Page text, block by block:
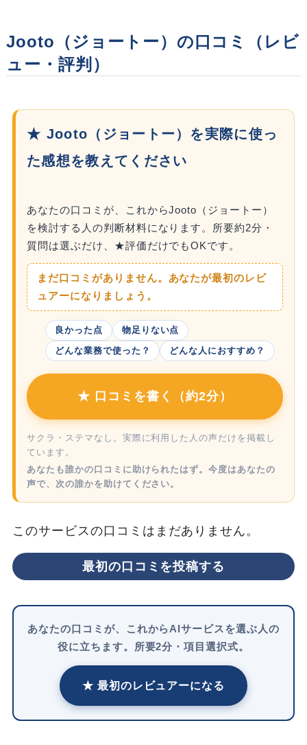
Jooto（ジョートー）の口コミ（レビ
ュー・評判）
★ Jooto（ジョートー）を実際に使っ
た感想を教えてください
あなたの口コミが、これからJooto（ジョートー）
を検討する人の判断材料になります。所要約2分・
質問は選ぶだけ、★評価だけでもOKです。
まだ口コミがありません。あなたが最初のレビ
ュアーになりましょう。
良かった点
物足りない点
どんな業務で使った？
どんな人におすすめ？
★ 口コミを書く（約2分）
サクラ・ステマなし。実際に利用した人の声だけを掲載し
ています。
あなたも誰かの口コミに助けられたはず。今度はあなたの
声で、次の誰かを助けてください。
このサービスの口コミはまだありません。
最初の口コミを投稿する
あなたの口コミが、これからAIサービスを選ぶ人の
役に立ちます。所要2分・項目選択式。
★ 最初のレビュアーになる